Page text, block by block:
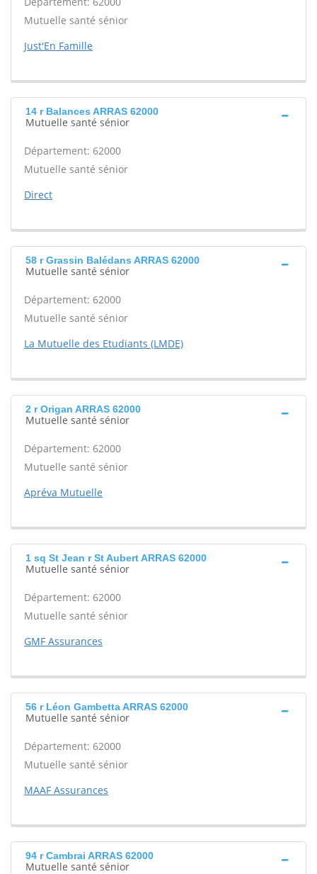
Mutuelle santé sénior
Just'En Famille
14 r Balances ARRAS 62000
Mutuelle santé sénior
Département: 62000
Mutuelle santé sénior
Direct
58 r Grassin Balédans ARRAS 62000
Mutuelle santé sénior
Département: 62000
Mutuelle santé sénior
La Mutuelle des Etudiants (LMDE)
2 r Origan ARRAS 62000
Mutuelle santé sénior
Département: 62000
Mutuelle santé sénior
Apréva Mutuelle
1 sq St Jean r St Aubert ARRAS 62000
Mutuelle santé sénior
Département: 62000
Mutuelle santé sénior
GMF Assurances
56 r Léon Gambetta ARRAS 62000
Mutuelle santé sénior
Département: 62000
Mutuelle santé sénior
MAAF Assurances
94 r Cambrai ARRAS 62000
Mutuelle santé sénior